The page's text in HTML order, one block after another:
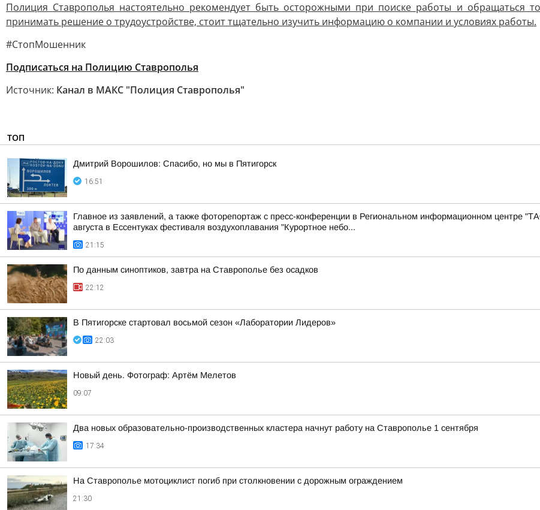
Полиция Ставрополья настоятельно рекомендует быть осторожными при поиске работы и обращаться
принимать решение о трудоустройстве, стоит тщательно изучить информацию о компании и условиях работы.
#СтопМошенник
Подписаться на Полицию Ставрополья
Источник: Канал в МАКС "Полиция Ставрополья"
ТОП
Дмитрий Ворошилов: Спасибо, но мы в Пятигорск
16:51
Главное из заявлений, а также фоторепортаж с пресс-конференции в Региональном информационном центре
августа в Ессентуках фестиваля воздухоплавания "Курортное небо...
21:15
По данным синоптиков, завтра на Ставрополье без осадков
22:12
В Пятигорске стартовал восьмой сезон «Лаборатории Лидеров»
22:03
Новый день. Фотограф: Артём Мелетов
09:07
Два новых образовательно-производственных кластера начнут работу на Ставрополье 1 сентября
17:34
На Ставрополье мотоциклист погиб при столкновении с дорожным ограждением
21:30